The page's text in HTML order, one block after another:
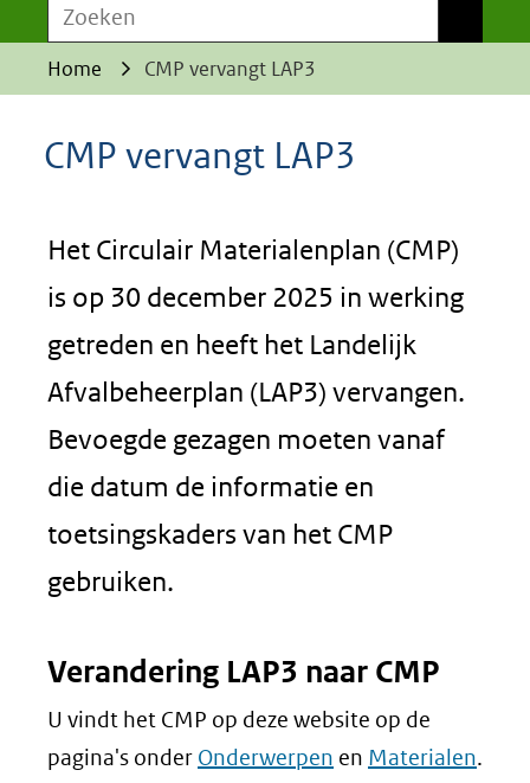
Zoeken
Home CMP vervangt LAP3
CMP vervangt LAP3
Het Circulair Materialenplan (CMP)
is op 30 december 2025 in werking
getreden en heeft het Landelijk
Afvalbeheerplan (LAP3) vervangen.
Bevoegde gezagen moeten vanaf
die datum de informatie en
toetsingskaders van het CMP
gebruiken.
Verandering LAP3 naar CMP
U vindt het CMP op deze website op de
pagina's onder Onderwerpen en Materialen.